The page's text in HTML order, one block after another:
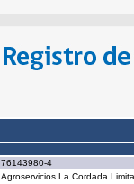
76143980-4
Agroservicios La Cordada